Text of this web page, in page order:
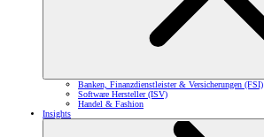
Banken, Finanzdienstleister & Versicherungen (FSI)
Software Hersteller (ISV)
Handel & Fashion
Insights